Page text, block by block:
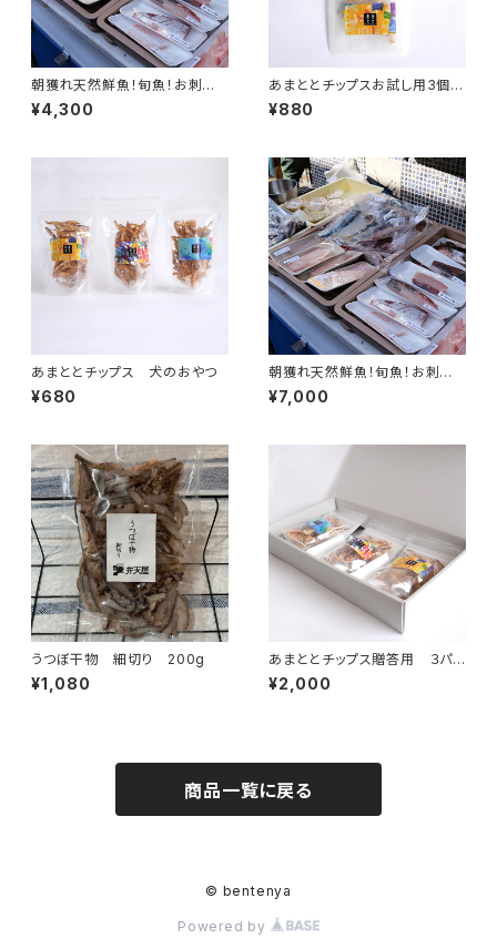
朝獲れ天然鮮魚！旬魚！お刺身
用のお魚おまかせ３種類（総量
３００g以上）
¥4,300
あまととチップスお試し用3個セ
ット 犬のおやつ
¥880
あまととチップス 犬のおやつ
¥680
朝獲れ天然鮮魚！旬魚！お刺身
用のお魚おまかせ３〜５種類
（総量５００g以上）
¥7,000
うつぼ干物 細切り 200g
¥1,080
あまととチップス贈答用 ３パッ
クセット 犬のおやつ
¥2,000
商品一覧に戻る
© bentenya
Powered by